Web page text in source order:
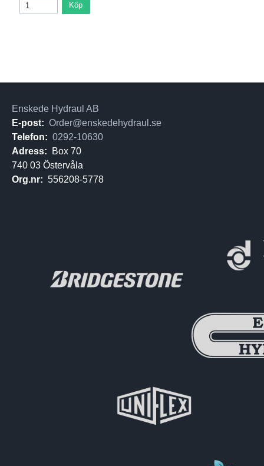
Köp
Enskede Hydraul AB
E-post: Order@enskedehydraul.se
Telefon: 0292-10630
Adress:
Box 70
740 03 Östervåla
Org.nr: 556208-5778